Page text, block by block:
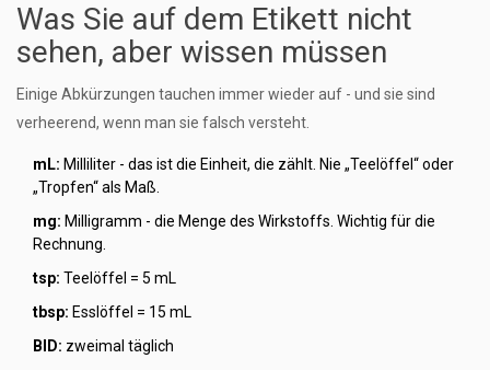
Was Sie auf dem Etikett nicht
sehen, aber wissen müssen
Einige Abkürzungen tauchen immer wieder auf - und sie sind
verheerend, wenn man sie falsch versteht.
mL: Milliliter - das ist die Einheit, die zählt. Nie „Teelöffel“ oder
„Tropfen“ als Maß.
mg: Milligramm - die Menge des Wirkstoffs. Wichtig für die
Rechnung.
tsp: Teelöffel = 5 mL
tbsp: Esslöffel = 15 mL
BID: zweimal täglich